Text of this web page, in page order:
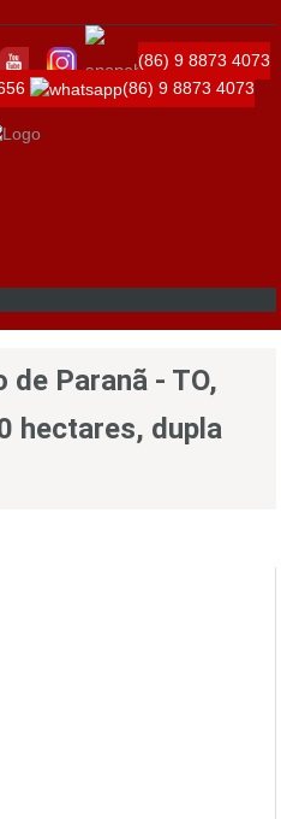
(86) 9 8873 4073
(86) 9 8873 4073
de Paranã - TO,
hectares, dupla